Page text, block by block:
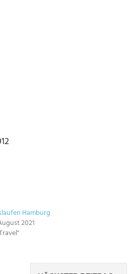
Hamburg
2021